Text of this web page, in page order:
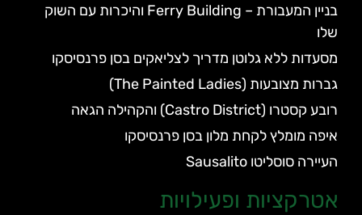
בניין המעבורת – Ferry Building והיכרות עם השוק
שלו
מסעדות ללא גלוטן מדריך לצליאקים בסן פרנסיסקו
גברות מצובעות (The Painted Ladies)
רובע קסטרו (Castro District) והקהילה הגאה
איפה מומלץ לקחת מלון בסן פרנסיסקו
העיירה סוסליטו Sausalito
אטרקציות ופעילויות